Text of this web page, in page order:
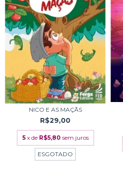
NICO E AS MAÇÃS
R$29,00
5 x de R$5,80 sem juros
ESGOTADO